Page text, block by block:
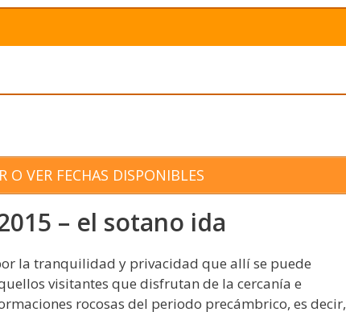
O VER FECHAS DISPONIBLES
– el sotano ida
la tranquilidad y privacidad que allí se puede
visitantes que disfrutan de la cercanía e
rocosas del periodo precámbrico, es decir,